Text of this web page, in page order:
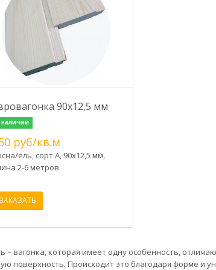
90х12,5 мм
наличии
руб/кв.м
ель, сорт А, 90х12,5 мм,
2-6 метров
ЗАКАЗАТЬ
– вагонка, которая имеет одну особенность,
поверхность. Происходит это благодаря форме и